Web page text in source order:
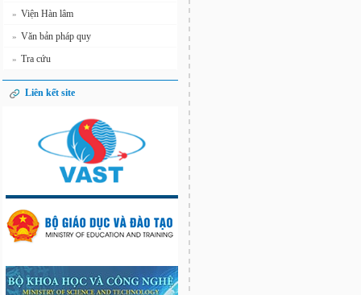
» Viện Hàn lâm
» Văn bản pháp quy
» Tra cứu
Liên kết site